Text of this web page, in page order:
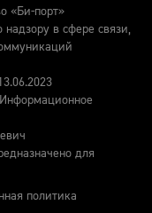
«Би-порт»
в сфере связи,
для
политика